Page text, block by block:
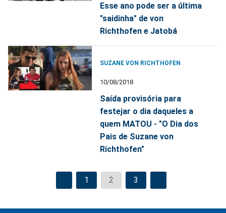
Esse ano pode ser a última
"saidinha" de von
Richthofen e Jatobá
SUZANE VON RICHTHOFEN
10/08/2018
Saída provisória para
festejar o dia daqueles a
quem MATOU - "O Dia dos
Pais de Suzane von
Richthofen"
1 2 3